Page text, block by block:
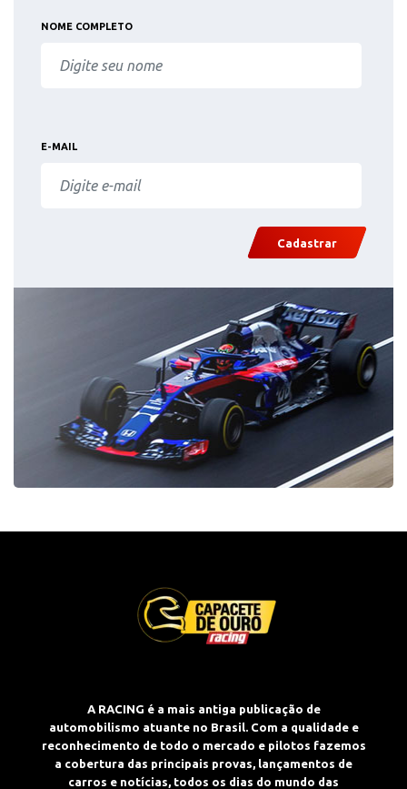
NOME COMPLETO
E-MAIL
Cadastrar
A RACING é a mais antiga publicação de
automobilismo atuante no Brasil. Com a qualidade e
reconhecimento de todo o mercado e pilotos fazemos
a cobertura das principais provas, lançamentos de
carros e notícias, todos os dias do mundo das